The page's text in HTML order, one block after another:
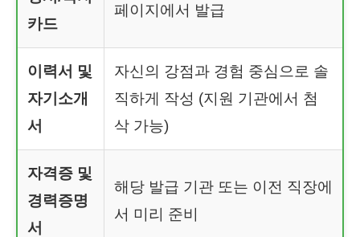
카드
페이지에서 발급
이력서 및
자기소개
서
자신의 강점과 경험 중심으로 솔
직하게 작성 (지원 기관에서 첨
삭 가능)
자격증 및
경력증명
서
해당 발급 기관 또는 이전 직장에
서 미리 준비